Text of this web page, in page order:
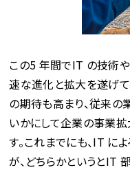
この5 年間でIT の技術
速な進化と拡大を遂げ
の期待も高まり、従来の
いかにして企業の事業
す。これまでにも、IT に
が、どちらかというとIT